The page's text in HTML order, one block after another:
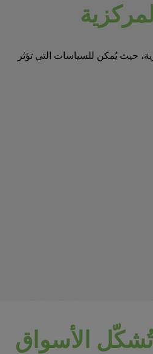
حيث يُمكن للسياسات التي تؤثر
تُشكّل الأسواق